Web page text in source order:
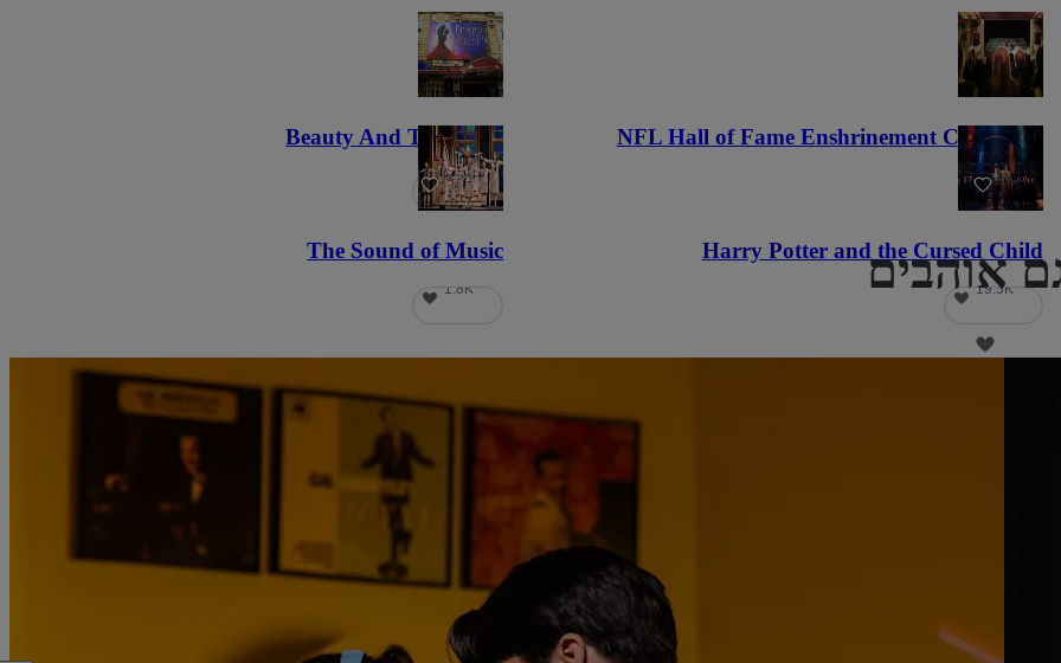
NFL Hall of Fame Enshrinement Ceremony
22
Beauty And The Beast
5.9K
Harry Potter and the Cursed Child
19.5K
The Sound of Music
1.8K